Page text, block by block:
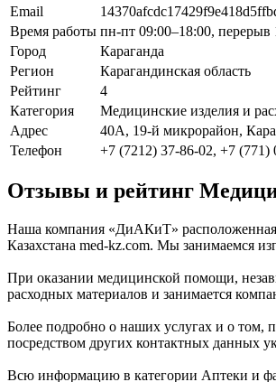
Email
Время работы пн-пт 09:00–18:00, перерыв
Город
Караганда
Регион
Карагандинская область
Рейтинг
4
Категория
Медицинские изделия и
Адрес
40А, 19-й микрорайон,
Телефон
+7 (7212) 37-86-02, +7 (771)
Отзывы и рейтинг
Наша компания «ДиАКиТ» расположенная
Казахстана med-kz.com. Мы занимаемся
При оказании медицинской помощи,
расходных материалов и занимается
Более подробно о наших услугах и о том,
посредством других контактных данных
Всю информацию в категории Аптеки и